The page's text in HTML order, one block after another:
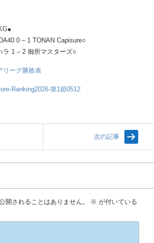
0 – 1 TONAN Capisure○
ラ 1 – 2 御所マスターズ○
リーグ勝敗表
Ranking2026-第1節0512
次の記事
開されることはありません。 ※ が付いている